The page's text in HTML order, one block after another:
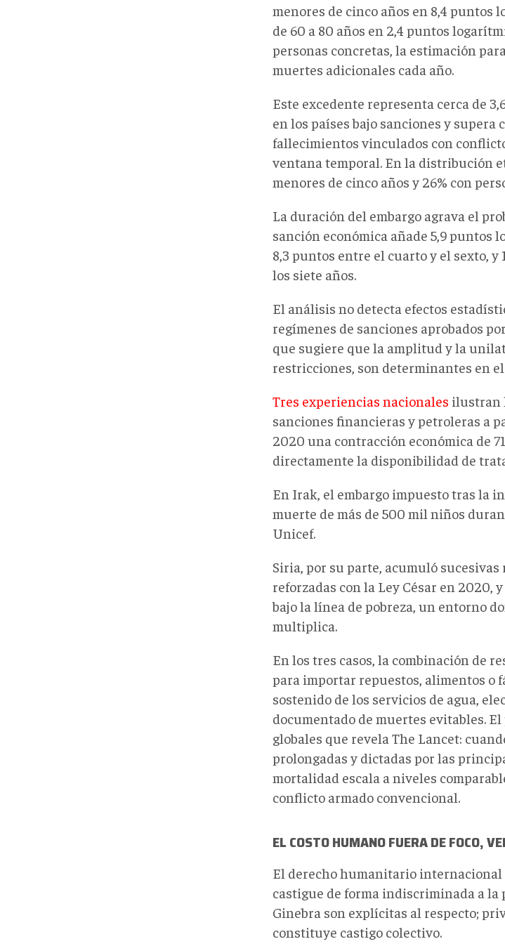
menores de cinco años en 8,4 puntos
de 60 a 80 años en 2,4 puntos
personas concretas, la estimación
muertes adicionales cada año.
Este excedente representa cerca de
en los países bajo sanciones y
fallecimientos vinculados con
ventana temporal. En la distribución
menores de cinco años y 26% con
La duración del embargo agrava el
sanción económica añade 5,9 puntos
8,3 puntos entre el cuarto y el sexto,
los siete años.
El análisis no detecta efectos
regímenes de sanciones aprobados
que sugiere que la amplitud y la
restricciones, son determinantes en
Tres experiencias nacionales ilustran
sanciones financieras y petroleras a
2020 una contracción económica de
directamente la disponibilidad de
En Irak, el embargo impuesto tras la
muerte de más de 500 mil niños
Unicef.
Siria, por su parte, acumuló sucesivas
reforzadas con la Ley César en 2020,
bajo la línea de pobreza, un entorno
multiplica.
En los tres casos, la combinación de
para importar repuestos, alimentos o
sostenido de los servicios de agua,
documentado de muertes evitables.
globales que revela The Lancet:
prolongadas y dictadas por las
mortalidad escala a niveles
conflicto armado convencional.
EL COSTO HUMANO FUERA DE FOCO,
El derecho humanitario
castigue de forma indiscriminada a la
Ginebra son explícitas al respecto;
constituye castigo colectivo.